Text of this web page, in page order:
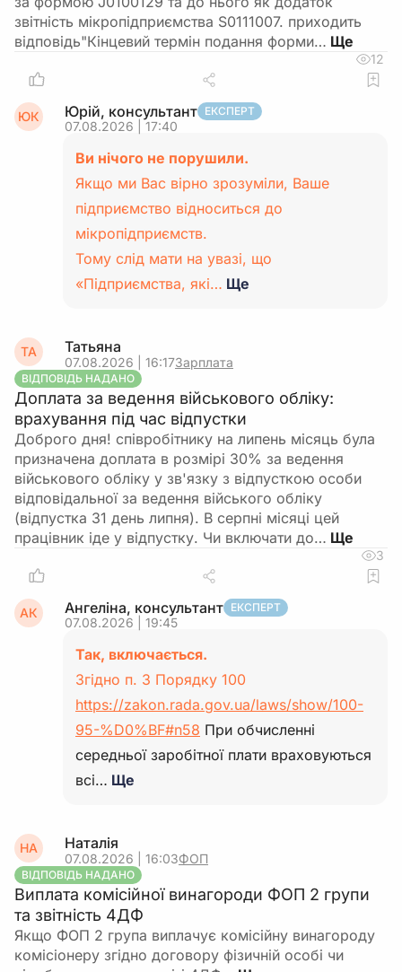
звітність мікропідприємства S0111007. приходить
відповідь"Кінцевий термін подання форми…
12
ЮК Юрій, консультант ЕКСПЕРТ
07.08.2026 | 17:40
Ви нічого не порушили.
Якщо ми Вас вірно зрозуміли, Ваше
підприємство відноситься до
мікропідприємств.
Тому слід мати на увазі, що
«Підприємства, які… Ще
ТА Татьяна
07.08.2026 | 16:17Зарплата
ВІДПОВІДЬ НАДАНО
Доплата за ведення військового обліку:
врахування під час відпустки
Доброго дня! співробітнику на липень місяць була
призначена доплата в розмірі 30% за ведення
військового обліку у зв'язку з відпусткою особи
відповідальної за ведення війського обліку
(відпустка 31 день липня). В серпні місяці цей
працівник іде у відпустку. Чи включати до…
3
АК Ангеліна, консультант ЕКСПЕРТ
07.08.2026 | 19:45
Так, включається.
Згідно п. 3 Порядку 100
https://zakon.rada.gov.ua/laws/show/100-
95-%D0%BF#n58 При обчисленні
середньої заробітної плати враховуються
всі… Ще
НА Наталія
07.08.2026 | 16:03ФОП
ВІДПОВІДЬ НАДАНО
Виплата комісійної винагороди ФОП 2 групи
та звітність 4ДФ
Якщо ФОП 2 група виплачує комісійну винагороду
комісіонеру згідно договору фізичній особі чи